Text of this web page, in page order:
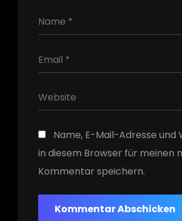
Name, E-Mail-Adresse und
in diesem Browser für meinen
Kommentar speichern.